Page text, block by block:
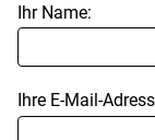
Ihr Name:
Ihre E-Mail-